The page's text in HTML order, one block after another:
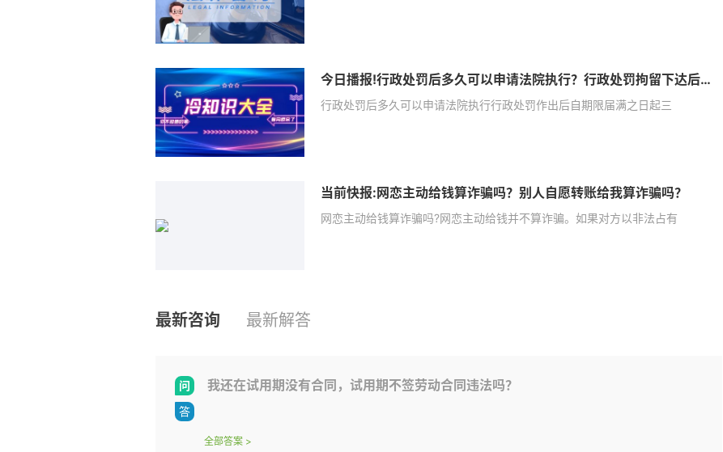
今日播报!行政处罚后多久可以申请法院执行？行政处罚拘留下达后多久执行？
行政处罚后多久可以申请法院执行行政处罚作出后自期限届满之日起三
当前快报:网恋主动给钱算诈骗吗？别人自愿转账给我算诈骗吗？
网恋主动给钱算诈骗吗?网恋主动给钱并不算诈骗。如果对方以非法占有
最新咨询 最新解答
我还在试用期没有合同，试用期不签劳动合同违法吗？
全部答案 >